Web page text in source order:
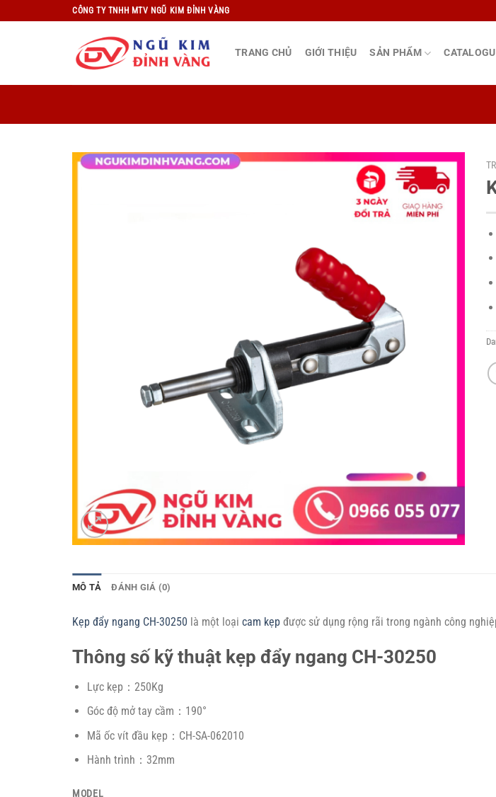
qua
CÔNG TY TNHH MTV NGŨ KIM ĐỈNH VÀNG
TRANG CHỦ GIỚI THIỆU SẢN PHẨM
MÔ TẢ ĐÁNH GIÁ (0)
Kẹp đẩy ngang CH-30250 là một loại cam kẹp được sử dụng rộng rãi trong ngành công
Thông số kỹ thuật kẹp đẩy ngang CH-30250
Lực kẹp：250Kg
Góc độ mở tay cầm：190°
Mã ốc vít đầu kẹp：CH-SA-062010
Hành trình：32mm
MODEL